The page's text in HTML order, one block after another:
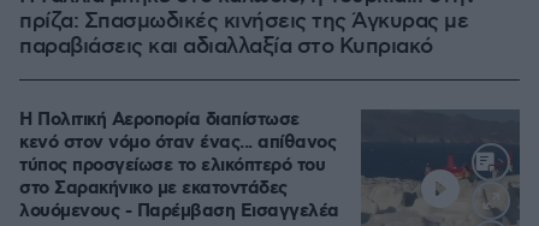
πρίζα: Σπασμωδικές κινήσεις της Άγκυρας με
παραβιάσεις και αδιαλλαξία στο Κυπριακό
Η Πολιτική Αεροπορία διαπίστωσε
κενό στον νόμο όταν ένας... απίθανος
τύπος προσγείωσε το ελικόπτερό του
στο Σαρακήνικο με εκατοντάδες
λουόμενους - Παρέμβαση Εισαγγελέα